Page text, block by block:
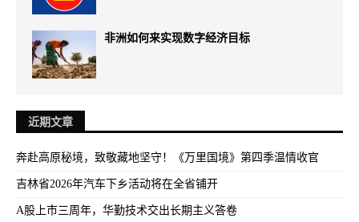
非洲如何来实现数字经济目标
近期文章
奔赴高原秘境，致敬藏地坚守！《万里国境》第四季温情收官
吉林省2026年汽车下乡活动将在全省铺开
A股上市三周年，华勤技术交出长期主义答卷